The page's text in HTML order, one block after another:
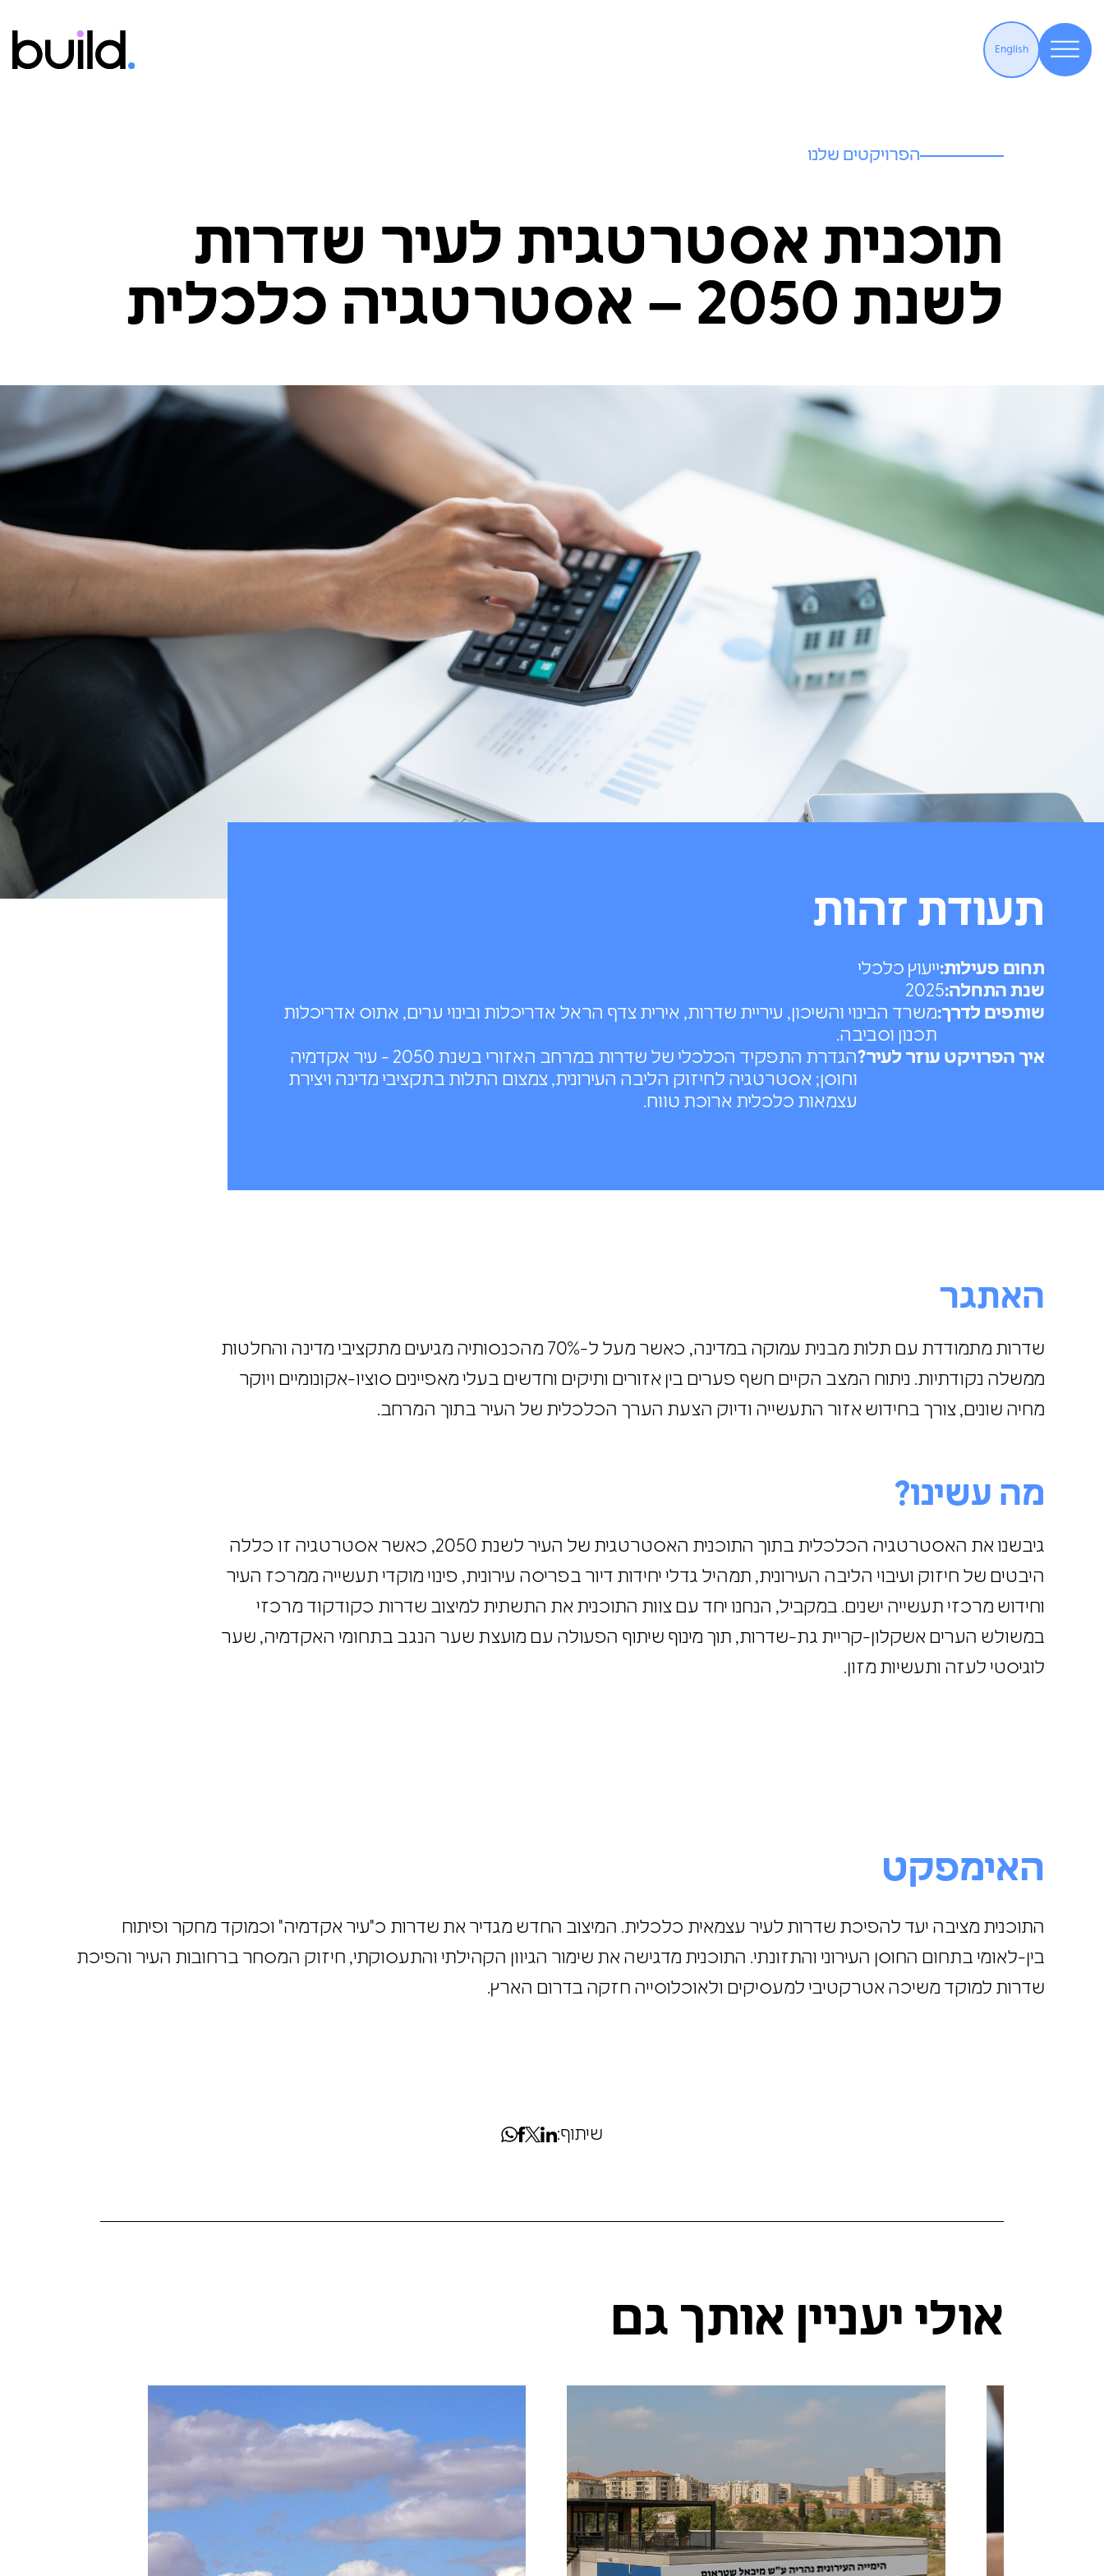
English
הפרויקטים שלנו
תוכנית אסטרטגית לעיר שדרות
לשנת 2050 – אסטרטגיה כלכלית
תעודת זהות
תחום פעילות:ייעוץ כלכלי
שנת התחלה:2025
שותפים לדרך:משרד הבינוי והשיכון, עיריית שדרות, אירית צדף הראל אדריכלות ובינוי ערים, אתוס אדריכלות
תכנון וסביבה.
איך הפרויקט עוזר לעיר?
הגדרת התפקיד הכלכלי של שדרות במרחב האזורי בשנת 2050 - עיר אקדמיה
וחוסן; אסטרטגיה לחיזוק הליבה העירונית, צמצום התלות בתקציבי מדינה ויצירת
עצמאות כלכלית ארוכת טווח.
האתגר
שדרות מתמודדת עם תלות מבנית עמוקה במדינה, כאשרמעלל-70%
מהכנסותיה מגיעים מתקציבי מדינה והחלטות
ממשלה נקודתיות. ניתוח המצב הקיים חשף פערים בין אזורים ותיקים וחדשים בעלי מאפיינים סוציו-אקונומיים ויוקר
מחיה שונים, צורך בחידוש אזור התעשייה ודיוק הצעת הערך הכלכלית של העיר בתוך המרחב
מה עשינו?
גיבשנו את האסטרטגיה הכלכלית בתוך התוכנית האסטרטגית של העיר לשנת 2050, כאשר אסטרטגיה זו כללה
היבטים של חיזוק ועיבוי הליבה העירונית, תמהיל גדלי יחידות דיור בפריסה עירונית, פינוי מוקדי תעשייה ממרכז העיר
וחידוש מרכזי תעשייה ישנים. במקביל, הנחנו יחד עם צוות התוכנית את התשתית למיצוב שדרות כקודקוד מרכזי
במשולש הערים אשקלון-קריית גת-שדרות, תוך מינוף שיתוף הפעולה עם מועצת שער הנגב בתחומי האקדמיה, שער
לוגיסטי לעזה ותעשיות מזון
האימפקט
התוכנית מציבה יעד להפיכת שדרות לעיר עצמאית כלכלית. המיצוב החדש מגדיר את שדרות כ"עיר אקדמיה" וכמוקד מחקר ופיתוח
בין-לאומי בתחום החוסן העירוני והתזונתי. התוכנית מדגישה את שימור הגיוון הקהילתי והתעסוקתי, חיזוק המסחר ברחובות העיר
והפיכת שדרות למוקד משיכה אטרקטיבי למעסיקים ולאוכלוסייה חזקה בדרום
שיתוף:
אולי יעניין אותך גם